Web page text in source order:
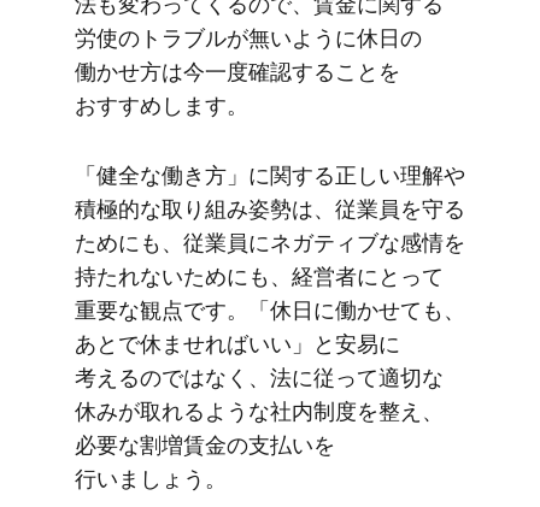
労使の​トラブルが​無いように​休日の​
働かせ方は​今一度​確認する​ことを​
おすすめします。
「健全な​働き方」に​関する​正しい​理解や​
積極的な​取り組み姿勢は、​従業員を​守る​
ためにも、​従業員に​ネガティブな​感情を​
持たれないためにも、​経営者に​とって​
重要な​観点です。​「休日に​働かせても、​
あとで​休ませれば​いい」と​安易に​
考えるのではなく、​法に​従って​適切な​
休みが​取れるような​社内制度を​整え、​
必要な​割増賃金の​支払いを​
行いましょう。